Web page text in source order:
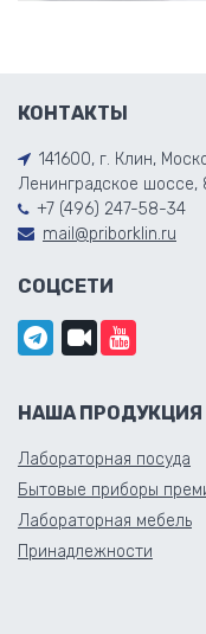
КОНТАКТЫ
141600, г. Клин,
Ленинградское
+7 (496) 247-58-34
mail@priborklin.ru
СОЦСЕТИ
НАША ПРОДУКЦИЯ
Лабораторная посуда
Бытовые приборы
Лабораторная мебель
Принадлежности